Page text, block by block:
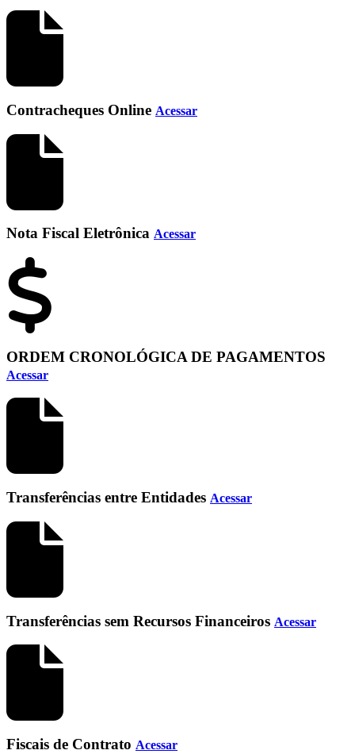
Contracheques Online Acessar
Nota Fiscal Eletrônica Acessar
ORDEM CRONOLÓGICA DE PAGAMENTOS
Acessar
Transferências entre Entidades Acessar
Transferências sem Recursos Financeiros Acessar
Fiscais de Contrato Acessar